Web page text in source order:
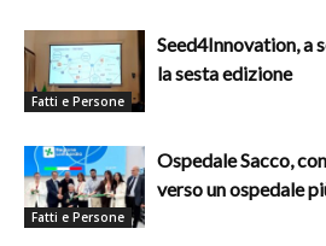
Fatti e Persone
Seed4Innovation, a
la sesta edizione
Fatti e Persone
Ospedale Sacco,
verso un ospedale